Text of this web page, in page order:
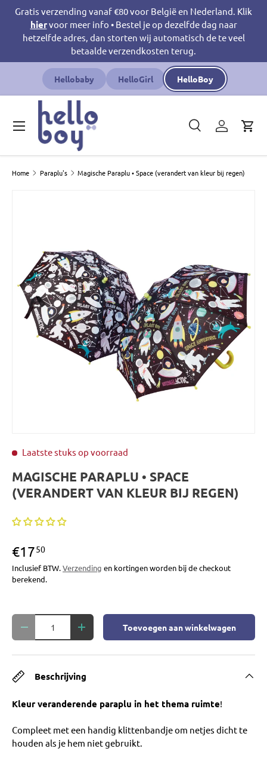
Ga naar inhoud
Gratis verzending vanaf €80 voor België en Nederland. Klik
hiervoor meer info • Bestel je op dezelfde dag naar
hetzelfde adres, dan storten wij automatisch de te veel
betaalde verzendkosten terug.
Hellobaby HelloGirl HelloBoy
Zoeken
Productsoort
ZoekenInloggen
Home Paraplu's Magische Paraplu • Space (verandert van kleur bij regen)
Laatste stuks op voorraad
MAGISCHE PARAPLU • SPACE
(VERANDERT VAN KLEUR BIJ REGEN)
€1750
Inclusief BTW.Verzending en kortingen worden bij de checkout
berekend.
Aantal
Verlaag de hoeveelheidVerhoog de hoeveelheid
Toevoegen aan winkelwagen
Beschrijving
Kleur veranderende paraplu in het thema ruimte!
Compleet met een handig klittenbandje om netjes dicht te
houden als je hem niet gebruikt.